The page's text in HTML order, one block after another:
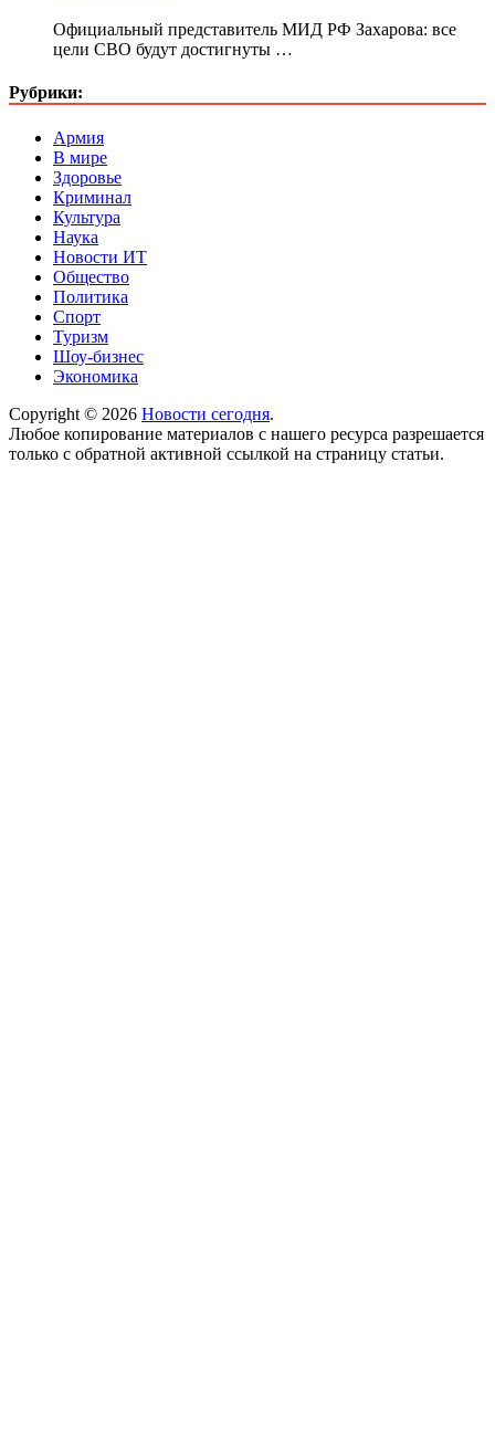
Официальный представитель МИД РФ Захарова: все
цели СВО будут достигнуты …
Рубрики:
Армия
В мире
Здоровье
Криминал
Культура
Наука
Новости ИТ
Общество
Политика
Спорт
Туризм
Шоу-бизнес
Экономика
Copyright © 2026 Новости сегодня.
Любое копирование материалов с нашего ресурса разрешается
только с обратной активной ссылкой на страницу статьи.